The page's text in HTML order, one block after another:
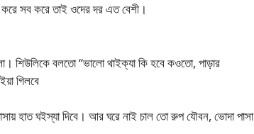
সব করে তাই ওদের দর এত বেশী।
শিউলিকে বলতো “ভালো থাইক্যা কি হবে কওতো, পাড়ার
গিলবে
হাত ঘইস্যা দিবে। আর ঘরে নাই চাল তো রুপ যৌবন, ভোদা পাসা